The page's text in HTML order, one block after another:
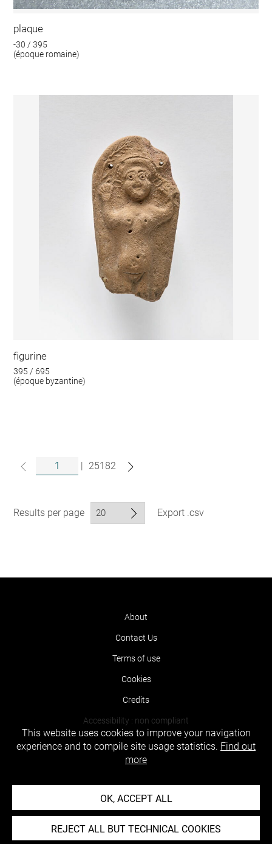
plaque
-30 / 395
(époque romaine)
figurine
395 / 695
(époque byzantine)
| 25182
Results per page Export .csv
About
Contact Us
Terms of use
Cookies
Credits
Accessibility : non compliant
This website uses cookies to improve your navigation
experience and to compile site usage statistics. Find out
more
OK, ACCEPT ALL
REJECT ALL BUT TECHNICAL COOKIES